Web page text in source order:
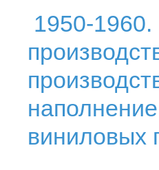
1950-1960.
виниловых